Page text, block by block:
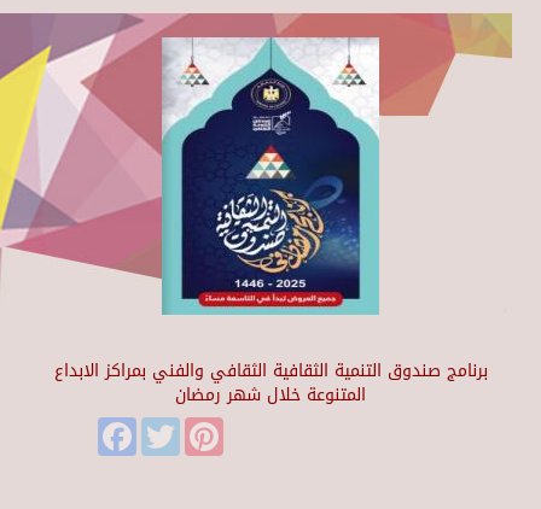
برنامج صندوق التنمية الثقافية الثقافي والفني بمراكز الابداع
المتنوعة خلال شهر رمضان
FacebookTwitter